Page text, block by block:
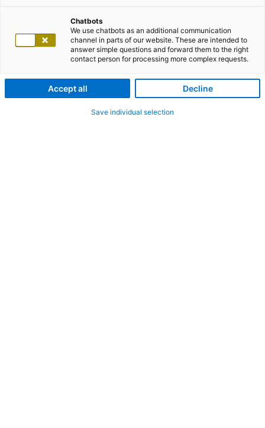
Chatbots
We use chatbots as an additional communication
channel in parts of our website. These are intended to
answer simple questions and forward them to the right
contact person for processing more complex requests.
Accept all Decline
Save individual selection